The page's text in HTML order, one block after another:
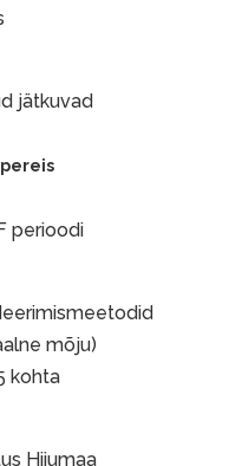
jätkuvad
perioodi
mõju)
kohta
Hiiumaa